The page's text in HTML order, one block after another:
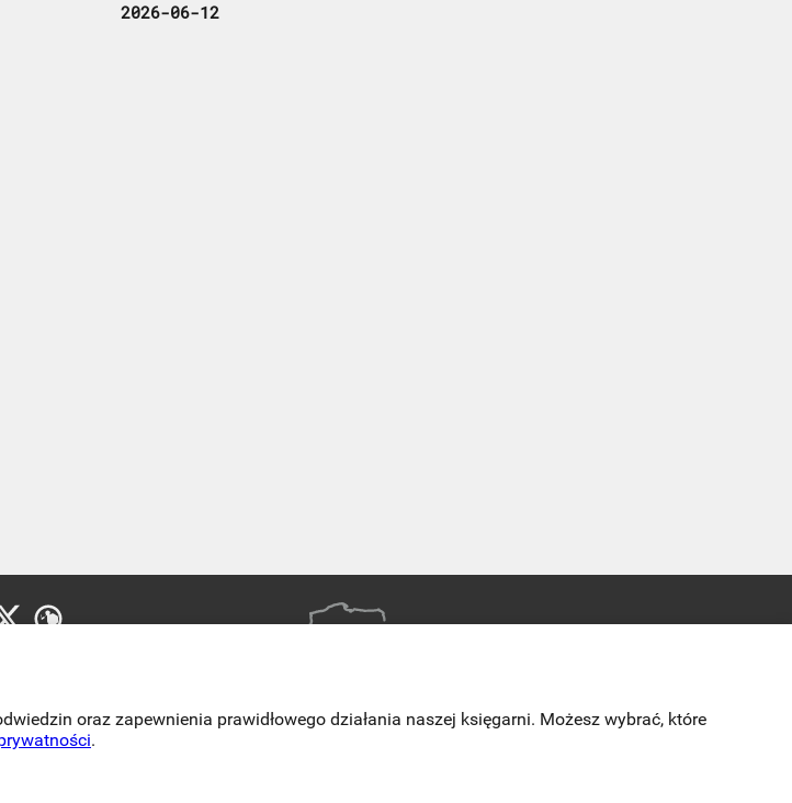
2026-06-12
oraz zapewnienia prawidłowego działania naszej księgarni. Możesz wybrać, które
.